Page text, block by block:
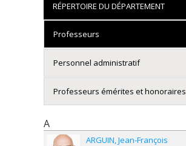
RÉPERTOIRE DU DÉPARTEMENT
Professeurs
Personnel administratif
Professeurs émérites et honoraires
A
ARGUIN Jean-François